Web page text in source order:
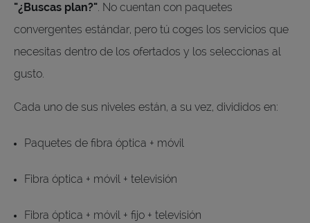
"¿Buscas plan?". No cuentan con paquetes
convergentes estándar, pero tú coges los servicios que
necesitas dentro de los ofertados y los seleccionas al
gusto.
Cada uno de sus niveles están, a su vez, divididos en:
Paquetes de fibra óptica + móvil
Fibra óptica + móvil + televisión
Fibra óptica + móvil + fijo + televisión